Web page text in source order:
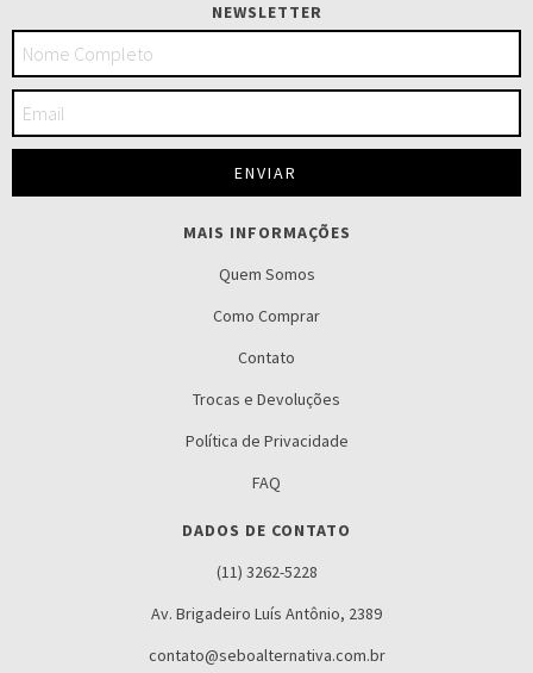
NEWSLETTER
MAIS INFORMAÇÕES
Quem Somos
Como Comprar
Contato
Trocas e Devoluções
Política de Privacidade
FAQ
DADOS DE CONTATO
(11) 3262-5228
Av. Brigadeiro Luís Antônio, 2389
contato@seboalternativa.com.br